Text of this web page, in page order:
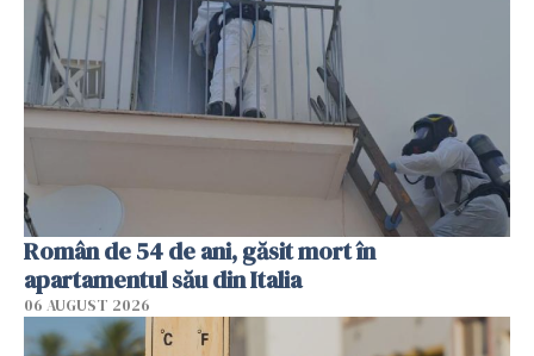
Român de 54 de ani, găsit mort în
apartamentul său din Italia
06 AUGUST 2026